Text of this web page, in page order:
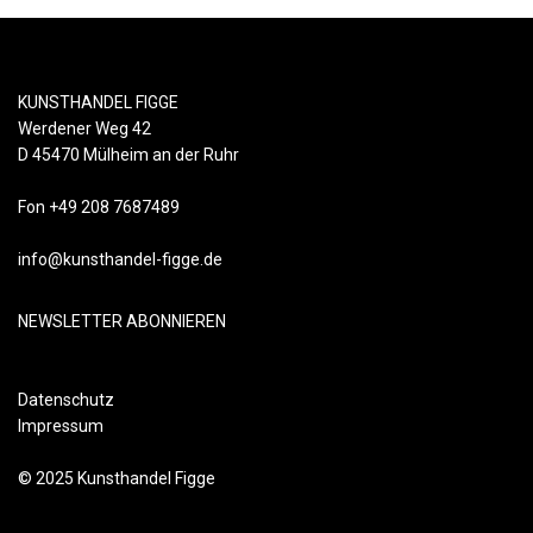
KUNSTHANDEL FIGGE
Werdener Weg 42
D 45470 Mülheim an der Ruhr
Fon +49 208 7687489
info@kunsthandel-figge.de
NEWSLETTER ABONNIEREN
Datenschutz
Impressum
© 2025 Kunsthandel Figge